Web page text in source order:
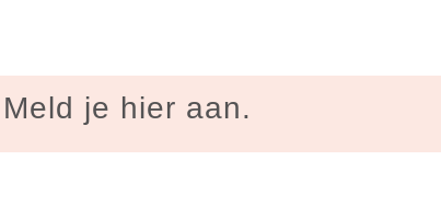
je hier aan.